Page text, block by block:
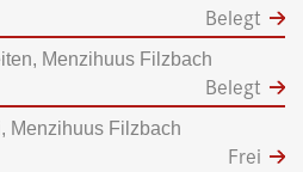
Belegt
Menzihuus Filzbach
Belegt
Menzihuus Filzbach
Frei